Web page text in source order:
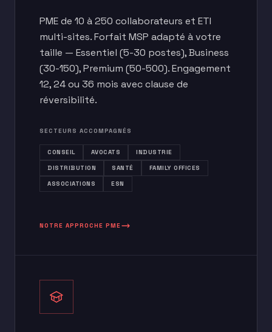
PME de 10 à 250 collaborateurs et ETI
multi-sites. Forfait MSP adapté à votre
taille — Essentiel (5-30 postes), Business
(30-150), Premium (50-500). Engagement
12, 24 ou 36 mois avec clause de
réversibilité.
SECTEURS ACCOMPAGNÉS
CONSEIL AVOCATS
INDUSTRIE
DISTRIBUTION
SANTÉ
FAMILY OFFICES
ASSOCIATIONS
ESN
NOTRE APPROCHE PME